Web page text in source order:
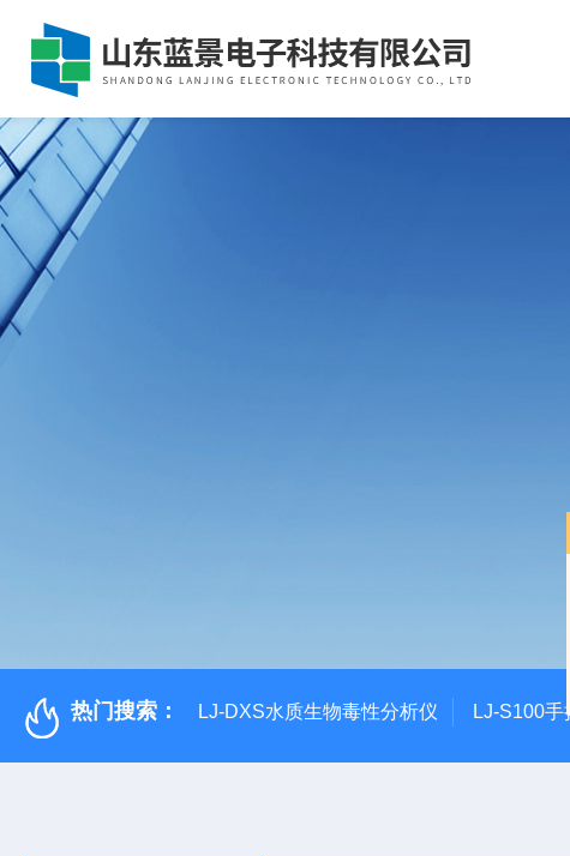
热门搜索： LJ-DXS水质生物毒性分析仪 LJ-S100